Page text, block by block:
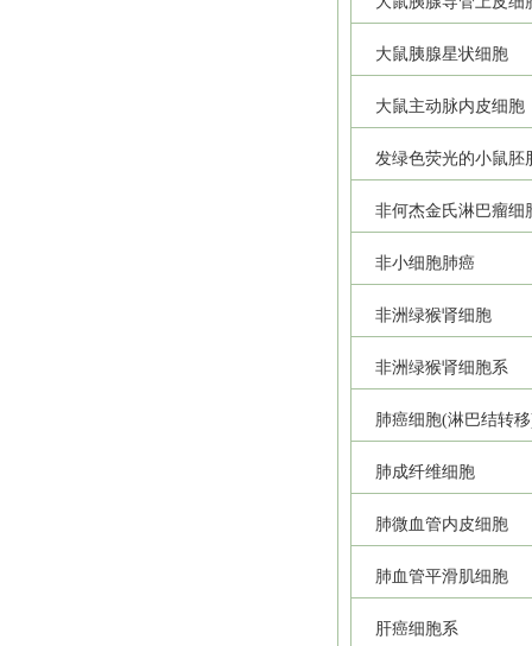
大鼠胰腺星状细胞
大鼠主动脉内皮细胞
发绿色荧光的小鼠胚
非何杰金氏淋巴瘤细
非小细胞肺癌
非洲绿猴肾细胞
非洲绿猴肾细胞系
肺癌细胞(淋巴结转
肺成纤维细胞
肺微血管内皮细胞
肺血管平滑肌细胞
肝癌细胞系